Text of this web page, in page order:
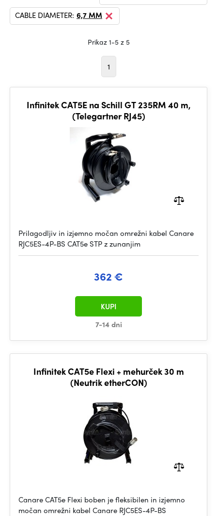
CABLE DIAMETER: 6,7 MM
Prikaz 1-5 z 5
1
Infinitek CAT5E na Schill GT 235RM 40 m,
(Telegartner RJ45)
Prilagodljiv in izjemno močan omrežni kabel Canare
RJC5ES-4P-BS CAT5e STP z zunanjim
362 €
7-14 dni
KUPI
Infinitek CAT5e Flexi + mehurček 30 m
(Neutrik etherCON)
Canare CAT5e Flexi boben je fleksibilen in izjemno
močan omrežni kabel Canare RJC5ES-4P-BS